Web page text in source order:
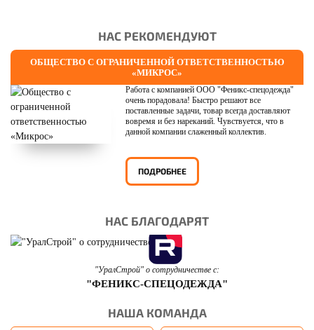
НАС РЕКОМЕНДУЮТ
ОБЩЕСТВО С ОГРАНИЧЕННОЙ ОТВЕТСТВЕННОСТЬЮ
«МИКРОС»
Работа с компанией ООО "Феникс-спецодежда"
очень порадовала! Быстро решают все
поставленные задачи, товар всегда доставляют
вовремя и без нареканий. Чувствуется, что в
данной компании слаженный коллектив.
ПОДРОБНЕЕ
НАС БЛАГОДАРЯТ
"УралСтрой" о сотрудничестве с:
"ФЕНИКС-СПЕЦОДЕЖДА"
НАША КОМАНДА